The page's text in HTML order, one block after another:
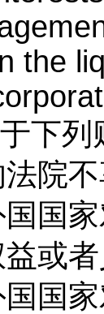
the
下列
法院
国国
或
国国